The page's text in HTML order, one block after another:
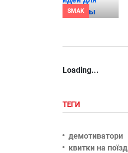
SMAK
Loading...
ТЕГИ
демотиватори
квитки на поїзд